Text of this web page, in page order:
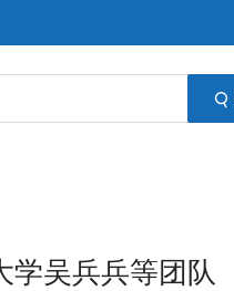
学吴兵兵等团队